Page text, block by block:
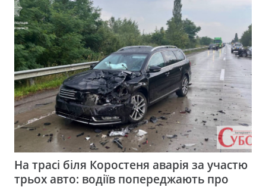
На трасі біля Коростеня аварія за участю
трьох авто: водіїв попереджають про